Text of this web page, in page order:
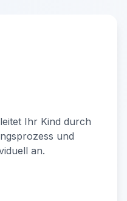
Ihr Kind durch
und
an.